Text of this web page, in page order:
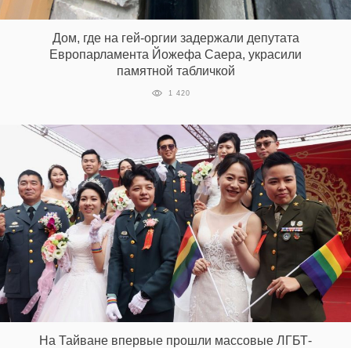
Дом, где на гей-оргии задержали депутата
Европарламента Йожефа Саера, украсили
памятной табличкой
1 420
На Тайване впервые прошли массовые ЛГБТ-